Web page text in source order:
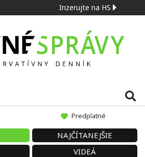
Inzerujte na HS
Predplatné
NAJČÍTANEJŠIE
VIDEÁ